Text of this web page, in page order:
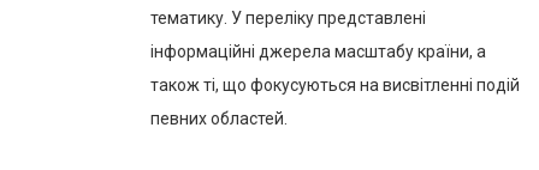
тематику. У переліку представлені
інформаційні джерела масштабу країни, а
також ті, що фокусуються на висвітленні подій
певних областей.